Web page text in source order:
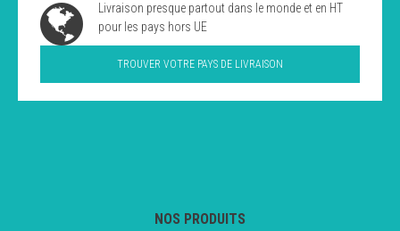
Livraison presque partout dans le monde et en HT
pour les pays hors UE
TROUVER VOTRE PAYS DE LIVRAISON
NOS PRODUITS